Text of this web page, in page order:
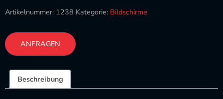
Artikelnummer: 1238 Kategorie: Bildschirme
ANFRAGEN
Beschreibung